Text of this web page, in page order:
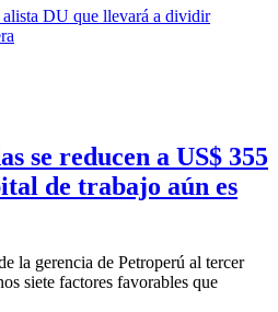
se reducen a US$ 355
de trabajo aún es
la gerencia de Petroperú al tercer
siete factores favorables que